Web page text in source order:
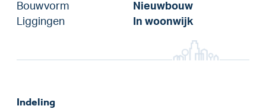
Bouwvorm
Nieuwbouw
Liggingen
In woonwijk
Indeling